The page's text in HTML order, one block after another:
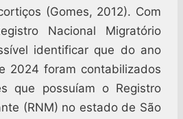
(Gomes, 2012). Com
Nacional Migratório
identificar que do ano
2024 foram contabilizados
que possuíam o Registro
(RNM) no estado de São